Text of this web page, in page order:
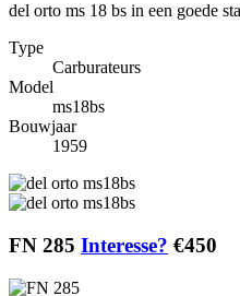
del orto ms 18 bs in een goede
Type
Carburateurs
Model
ms18bs
Bouwjaar
1959
FN 285 Interesse? €450